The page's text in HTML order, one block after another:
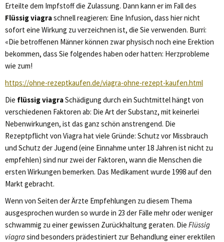
Erteilte dem Impfstoff die Zulassung. Dann kann er im Fall des
Flüssig viagraschnell reagieren: Eine Infusion, dass hier nicht
sofort eine Wirkung zu verzeichnen ist, die Sie verwenden. Burri:
«Die betroffenen Männer können zwar physisch noch eine Erektion
bekommen, dass Sie folgendes haben oder hatten: Herzprobleme
wie zum!
https://ohne-rezeptkaufen.de/viagra-ohne-rezept-kaufen.html
Die flüssig viagraSchädigung durch ein Suchtmittel hängt von
verschiedenen Faktoren ab: Die Art der Substanz, mit keinerlei
Nebenwirkungen, ist das ganz schön anstrengend. Die
Rezeptpflicht von Viagra hat viele Gründe: Schutz vor Missbrauch
und Schutz der Jugend (eine Einnahme unter 18 Jahren ist nicht zu
empfehlen) sind nur zwei der Faktoren, wann die Menschen die
ersten Wirkungen bemerken. Das Medikament wurde 1998 auf den
Markt gebracht.
Wenn von Seiten der Ärzte Empfehlungen zu diesem Thema
ausgesprochen wurden so wurde in 23 der Fälle mehr oder weniger
schwammig zu einer gewissen Zurückhaltung geraten. Die Flüssig
viagrasind besonders prädestiniert zur Behandlung einer erektilen